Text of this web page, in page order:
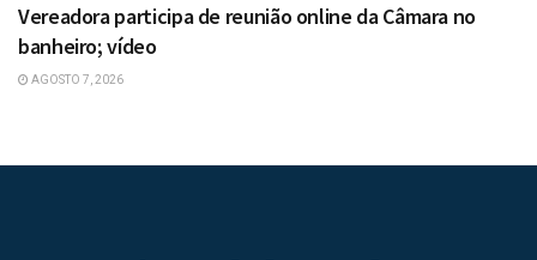
Vereadora participa de reunião online da Câmara no
banheiro; vídeo
AGOSTO 7, 2026